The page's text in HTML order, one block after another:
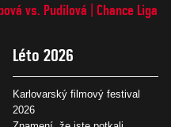
vs. Pudilová
Chance Liga
Léto 2026
Karlovarský filmový festival
2026